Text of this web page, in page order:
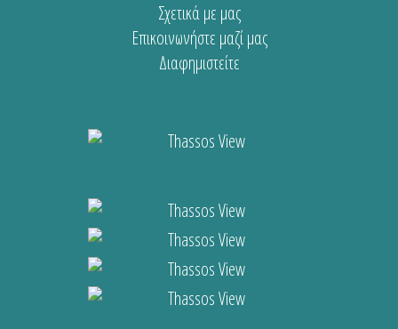
Σχετικά με μας
Επικοινωνήστε μαζί μας
Διαφημιστείτε